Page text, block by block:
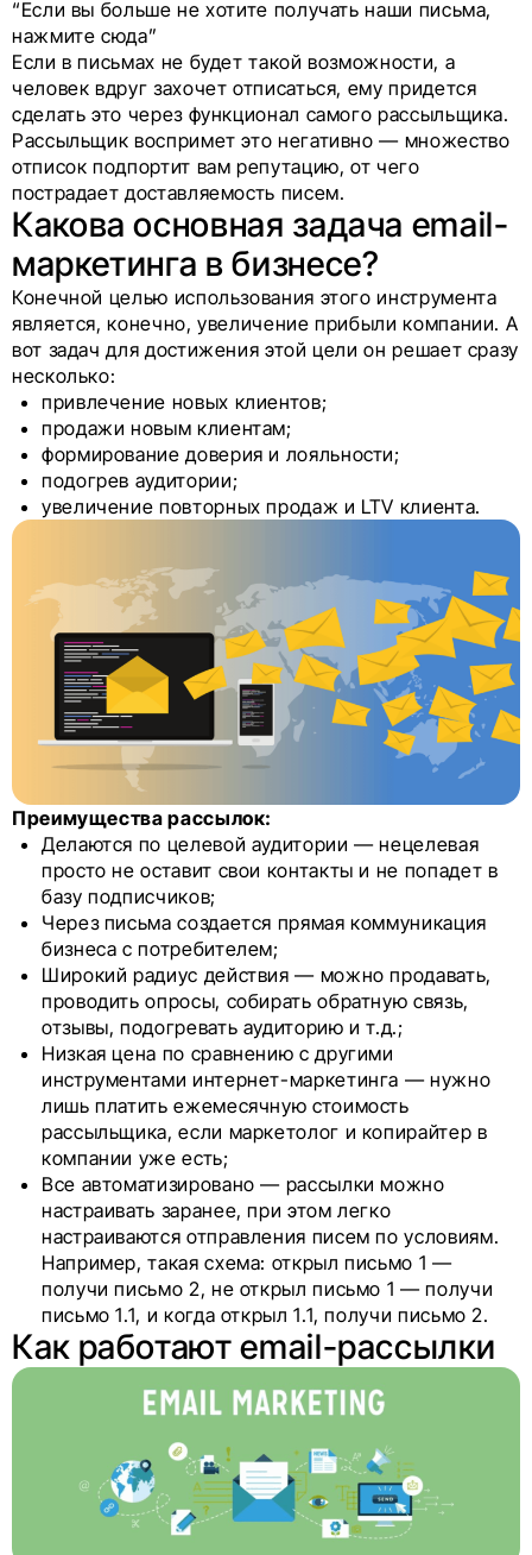
“Если вы больше не хотите получать наши письма,
нажмите сюда”
Если в письмах не будет такой возможности, а
человек вдруг захочет отписаться, ему придется
сделать это через функционал самого рассыльщика.
Рассыльщик воспримет это негативно — множество
отписок подпортит вам репутацию, от чего
пострадает доставляемость писем.
Какова основная задача email-
маркетинга в бизнесе?
Конечной целью использования этого инструмента
является, конечно, увеличение прибыли компании. А
вот задач для достижения этой цели он решает сразу
несколько:
привлечение новых клиентов;
продажи новым клиентам;
формирование доверия и лояльности;
подогрев аудитории;
увеличение повторных продаж и LTV клиента.
Преимущества рассылок:
Делаются по целевой аудитории — нецелевая
просто не оставит свои контакты и не попадет в
базу подписчиков;
Через письма создается прямая коммуникация
бизнеса с потребителем;
Широкий радиус действия — можно продавать,
проводить опросы, собирать обратную связь,
отзывы, подогревать аудиторию и т.д.;
Низкая цена по сравнению с другими
инструментами интернет-маркетинга — нужно
лишь платить ежемесячную стоимость
рассыльщика, если маркетолог и копирайтер в
компании уже есть;
Все автоматизировано — рассылки можно
настраивать заранее, при этом легко
настраиваются отправления писем по условиям.
Например, такая схема: открыл письмо 1 —
получи письмо 2, не открыл письмо 1 — получи
письмо 1.1, и когда открыл 1.1, получи письмо 2.
Как работают email-рассылки